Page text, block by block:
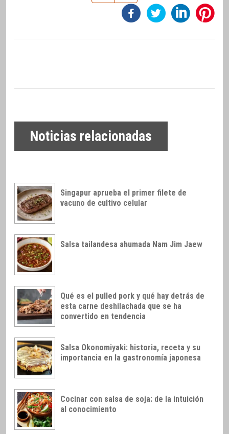
Noticias relacionadas
Singapur aprueba el primer filete de
vacuno de cultivo celular
Salsa tailandesa ahumada Nam Jim Jaew
Qué es el pulled pork y qué hay detrás de
esta carne deshilachada que se ha
convertido en tendencia
Salsa Okonomiyaki: historia, receta y su
importancia en la gastronomía japonesa
Cocinar con salsa de soja: de la intuición
al conocimiento